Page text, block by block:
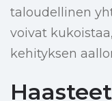
taloudellinen
voivat
kehityksen